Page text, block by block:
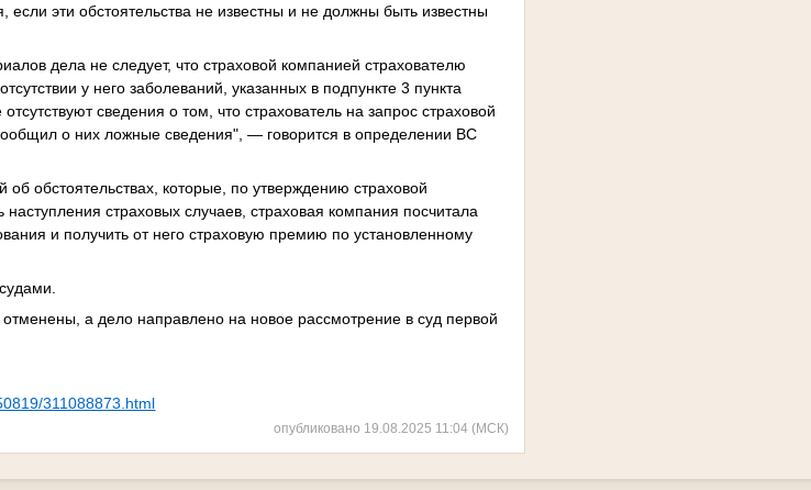
эти обстоятельства не известны и не должны быть известны
дела не следует, что страховой компанией страхователю
у него заболеваний, указанных в подпункте 3 пункта
сведения о том, что страхователь на запрос страховой
о них ложные сведения", — говорится в определении ВС
об обстоятельствах, которые, по утверждению страховой
страховых случаев, страховая компания посчитала
и получить от него страховую премию по установленному
а дело направлено на новое рассмотрение в суд первой
311088873.html
опубликовано 19.08.2025 11:04 (МСК)